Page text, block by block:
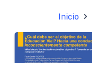
Inicio